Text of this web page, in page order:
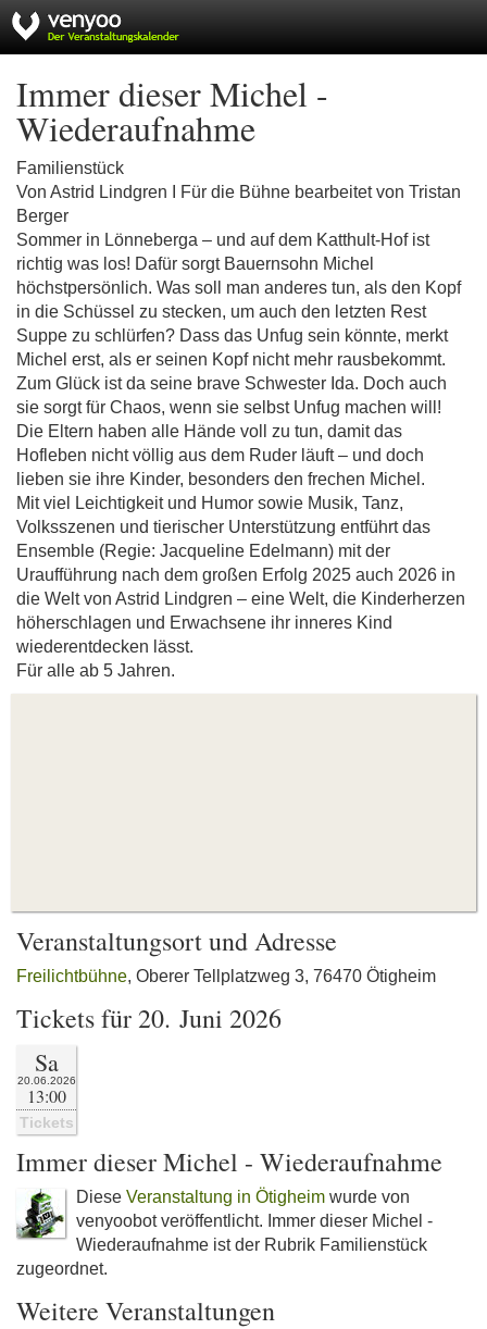
Immer dieser Michel -
Wiederaufnahme
Familienstück
Von Astrid Lindgren I Für die Bühne bearbeitet von Tristan
Berger
Sommer in Lönneberga – und auf dem Katthult-Hof ist
richtig was los! Dafür sorgt Bauernsohn Michel
höchstpersönlich. Was soll man anderes tun, als den Kopf
in die Schüssel zu stecken, um auch den letzten Rest
Suppe zu schlürfen? Dass das Unfug sein könnte, merkt
Michel erst, als er seinen Kopf nicht mehr rausbekommt.
Zum Glück ist da seine brave Schwester Ida. Doch auch
sie sorgt für Chaos, wenn sie selbst Unfug machen will!
Die Eltern haben alle Hände voll zu tun, damit das
Hofleben nicht völlig aus dem Ruder läuft – und doch
lieben sie ihre Kinder, besonders den frechen Michel.
Mit viel Leichtigkeit und Humor sowie Musik, Tanz,
Volksszenen und tierischer Unterstützung entführt das
Ensemble (Regie: Jacqueline Edelmann) mit der
Uraufführung nach dem großen Erfolg 2025 auch 2026 in
die Welt von Astrid Lindgren – eine Welt, die Kinderherzen
höherschlagen und Erwachsene ihr inneres Kind
wiederentdecken lässt.
Für alle ab 5 Jahren.
Veranstaltungsort und Adresse
Freilichtbühne, Oberer Tellplatzweg 3, 76470 Ötigheim
Tickets für 20. Juni 2026
Sa
20.06.2026
13:00
Tickets
Immer dieser Michel - Wiederaufnahme
Diese Veranstaltung in Ötigheim wurde von
venyoobot veröffentlicht. Immer dieser Michel -
Wiederaufnahme ist der Rubrik Familienstück
zugeordnet.
Weitere Veranstaltungen